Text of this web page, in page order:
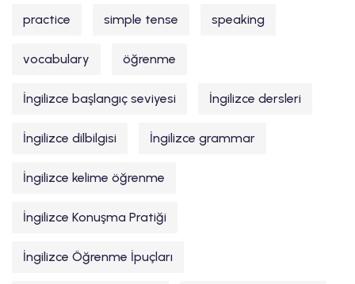
practice simple tense speaking
vocabulary öğrenme
İngilizce başlangıç seviyesi İngilizce dersleri
İngilizce dilbilgisi İngilizce grammar
İngilizce kelime öğrenme
İngilizce Konuşma Pratiği
İngilizce Öğrenme İpuçları